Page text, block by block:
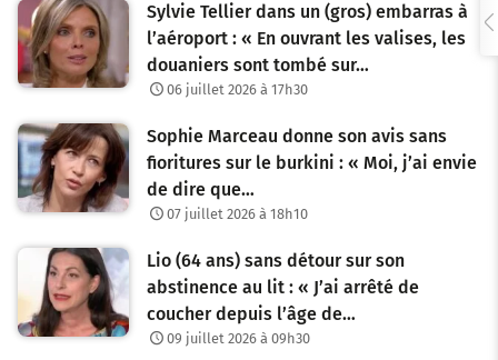
d
e
a
r
t
c
l
Sylvie Tellier dans un (gros) embarras à
l’aéroport : « En ouvrant les valises, les
douaniers sont tombé sur…
06 juillet 2026 à 17h30
Sophie Marceau donne son avis sans
fioritures sur le burkini : « Moi, j’ai envie
de dire que…
07 juillet 2026 à 18h10
Lio (64 ans) sans détour sur son
abstinence au lit : « J’ai arrêté de
coucher depuis l’âge de…
09 juillet 2026 à 09h30